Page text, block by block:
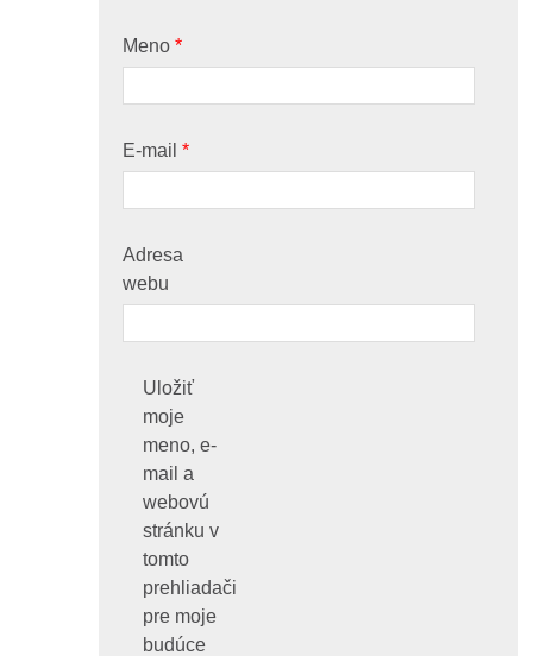
Meno*
E-mail*
Adresa
webu
Uložiť
moje
meno, e-
mail a
webovú
stránku v
tomto
prehliadači
pre moje
budúce